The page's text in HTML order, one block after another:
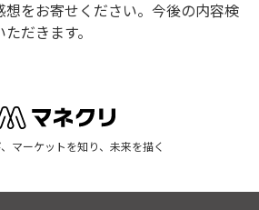
想をお寄せください。今後の内容検
だきます。
マーケットを知り、未来を描く